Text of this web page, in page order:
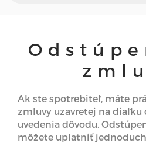
Ak ste spotrebiteľ, máte
zmluvy uzavretej na diaľku
uvedenia dôvodu.
môžete uplatniť